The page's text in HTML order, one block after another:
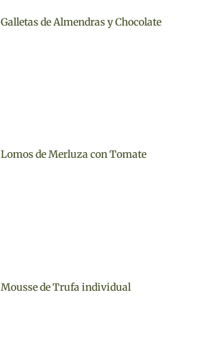
Galletas de Almendras y Chocolate
Lomos de Merluza con Tomate
Mousse de Trufa individual